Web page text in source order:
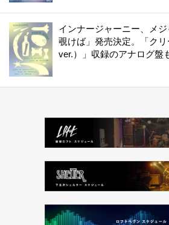
インナージャーニー、メ
覗けば」発売決定。「ク
ver.）」収録のアナログ盤